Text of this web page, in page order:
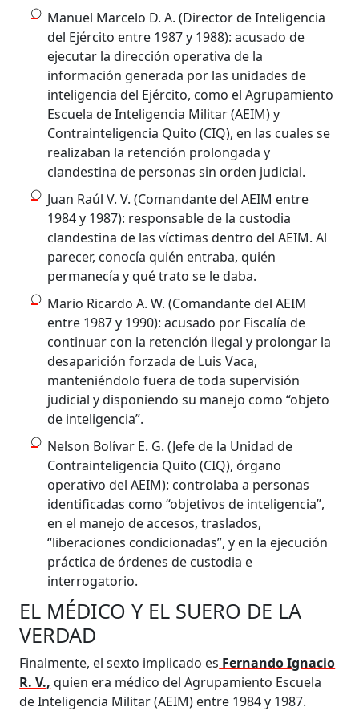
Manuel Marcelo D. A. (Director de Inteligencia
del Ejército entre 1987 y 1988): acusado de
ejecutar la dirección operativa de la
información generada por las unidades de
inteligencia del Ejército, como el Agrupamiento
Escuela de Inteligencia Militar (AEIM) y
Contrainteligencia Quito (CIQ), en las cuales se
realizaban la retención prolongada y
clandestina de personas sin orden judicial.
Juan Raúl V. V. (Comandante del AEIM entre
1984 y 1987): responsable de la custodia
clandestina de las víctimas dentro del AEIM. Al
parecer, conocía quién entraba, quién
permanecía y qué trato se le daba.
Mario Ricardo A. W. (Comandante del AEIM
entre 1987 y 1990): acusado por Fiscalía de
continuar con la retención ilegal y prolongar la
desaparición forzada de Luis Vaca,
manteniéndolo fuera de toda supervisión
judicial y disponiendo su manejo como “objeto
de inteligencia”.
Nelson Bolívar E. G. (Jefe de la Unidad de
Contrainteligencia Quito (CIQ), órgano
operativo del AEIM): controlaba a personas
identificadas como “objetivos de inteligencia”,
en el manejo de accesos, traslados,
“liberaciones condicionadas”, y en la ejecución
práctica de órdenes de custodia e
interrogatorio.
EL MÉDICO Y EL SUERO DE LA
VERDAD
Finalmente, el sexto implicado es Fernando Ignacio
R. V., quien era médico del Agrupamiento Escuela
de Inteligencia Militar (AEIM) entre 1984 y 1987.